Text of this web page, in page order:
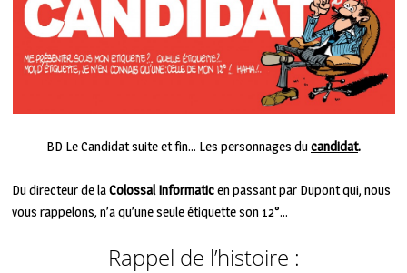
BD Le Candidat suite et fin… Les personnages ducandidat.
Du directeur de laColossal Informaticen passant par Dupont qui, nous
vous rappelons, n’a qu’une seule étiquette son 12°…
Rappel de l’histoire :